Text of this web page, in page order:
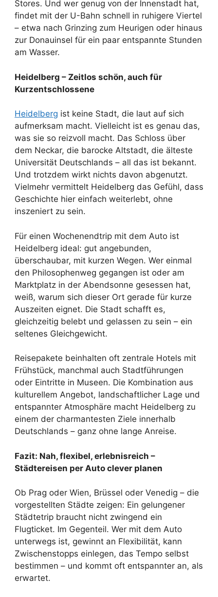
Stores. Und wer genug von der Innenstadt hat,
findet mit der U-Bahn schnell in ruhigere Viertel
– etwa nach Grinzing zum Heurigen oder hinaus
zur Donauinsel für ein paar entspannte Stunden
am Wasser.
Heidelberg – Zeitlos schön, auch für
Kurzentschlossene
Heidelberg ist keine Stadt, die laut auf sich
aufmerksam macht. Vielleicht ist es genau das,
was sie so reizvoll macht. Das Schloss über
dem Neckar, die barocke Altstadt, die älteste
Universität Deutschlands – all das ist bekannt.
Und trotzdem wirkt nichts davon abgenutzt.
Vielmehr vermittelt Heidelberg das Gefühl, dass
Geschichte hier einfach weiterlebt, ohne
inszeniert zu sein.
Für einen Wochenendtrip mit dem Auto ist
Heidelberg ideal: gut angebunden,
überschaubar, mit kurzen Wegen. Wer einmal
den Philosophenweg gegangen ist oder am
Marktplatz in der Abendsonne gesessen hat,
weiß, warum sich dieser Ort gerade für kurze
Auszeiten eignet. Die Stadt schafft es,
gleichzeitig belebt und gelassen zu sein – ein
seltenes Gleichgewicht.
Reisepakete beinhalten oft zentrale Hotels mit
Frühstück, manchmal auch Stadtführungen
oder Eintritte in Museen. Die Kombination aus
kulturellem Angebot, landschaftlicher Lage und
entspannter Atmosphäre macht Heidelberg zu
einem der charmantesten Ziele innerhalb
Deutschlands – ganz ohne lange Anreise.
Fazit: Nah, flexibel, erlebnisreich –
Städtereisen per Auto clever planen
Ob Prag oder Wien, Brüssel oder Venedig – die
vorgestellten Städte zeigen: Ein gelungener
Städtetrip braucht nicht zwingend ein
Flugticket. Im Gegenteil. Wer mit dem Auto
unterwegs ist, gewinnt an Flexibilität, kann
Zwischenstopps einlegen, das Tempo selbst
bestimmen – und kommt oft entspannter an, als
erwartet.